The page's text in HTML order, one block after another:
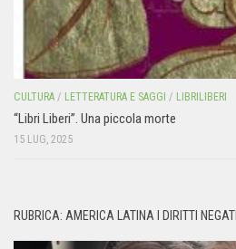
CULTURA / LETTERATURA E SAGGI / LIBRILIBERI
“Libri Liberi”. Una piccola morte
15 LUG, 2025
RUBRICA: AMERICA LATINA I DIRITTI NEGATI